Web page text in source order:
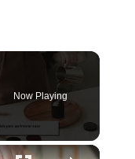
Now Playing
×